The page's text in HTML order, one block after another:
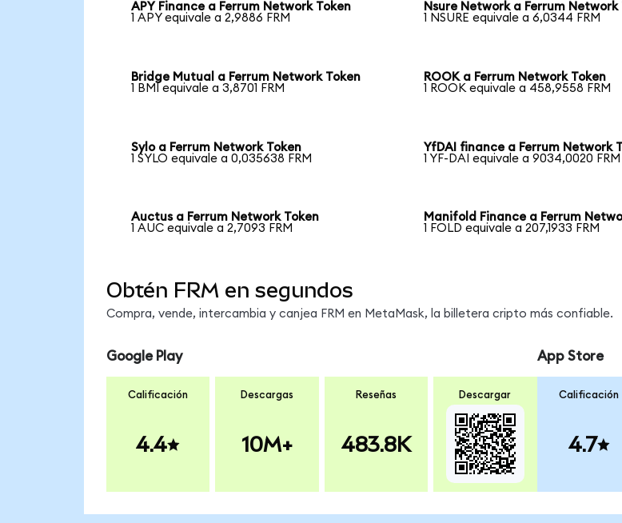
APY Finance a Ferrum Network Token
1 APY equivale a 2,9886 FRM
Nsure Network a Ferrum Network
1 NSURE equivale a 6,0344 FRM
Bridge Mutual a Ferrum Network Token
1 BMI equivale a 3,8701 FRM
ROOK a Ferrum Network Token
1 ROOK equivale a 458,9558 FRM
Sylo a Ferrum Network Token
1 SYLO equivale a 0,035638 FRM
YfDAI finance a Ferrum Network
1 YF-DAI equivale a 9034,0020 FRM
Auctus a Ferrum Network Token
1 AUC equivale a 2,7093 FRM
Manifold Finance a Ferrum
1 FOLD equivale a 207,1933 FRM
Obtén FRM en segundos
Compra, vende, intercambia y canjea FRM en MetaMask, la billetera cripto más confiable.
Google Play
Calificación
4.4
Descargas
10M+
Reseñas
483.8K
Descargar
App Store
Calificación
4.7